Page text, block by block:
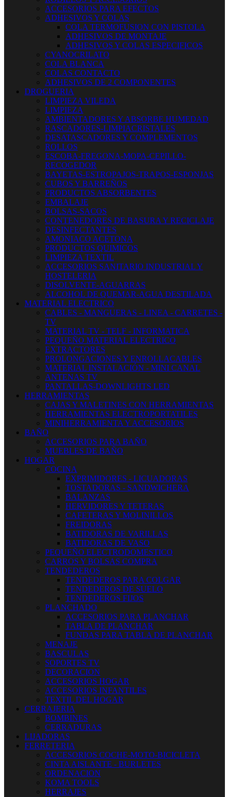
ACCESORIOS PARA EFECTOS
ADHESIVOS Y COLAS
COLA TERMOFUSION CON PISTOLA
ADHESIVOS DE MONTAJE
ADHESIVOS Y COLAS ESPECIFICOS
CYANOCRILATO
COLA BLANCA
COLAS CONTACTO
ADHESIVOS DE 2 COMPONENTES
DROGUERIA
LIMPIEZA VILEDA
LIMPIEZA
AMBIENTADORES Y ABSORBE HUMEDAD
RASCADORES-LIMPIACRISTALES
DESATASCADORES Y COMPLEMENTOS
ROLLOS
ESCOBA-FREGONA-MOPA-CEPILLO-
RECOGEDOR
BAYETAS-ESTROPAJOS-TRAPOS-ESPONJAS
CUBOS Y BARREÑOS
PRODUCTOS ABSORBENTES
EMBALAJE
BOLSAS-SACOS
CONTENEDORES DE BASURA Y RECICLAJE
DESINFECTANTES
AMONIACO ACETONA
PRODUCTOS QUIMICOS
LIMPIEZA TEXTIL
ACCESORIOS SANITARIO INDUSTRIAL Y
HOSTELERIA
DISOLVENTE-AGUARRAS
ALCOHOL DE QUEMAR-AGUA DESTILADA
MATERIAL ELECTRICO
CABLES - MANGUERAS - LINEA - CARRETES -
TV
MATERIAL TV - TELF - INFORMATICA
PEQUEÑO MATERIAL ELECTRICO
EXTRACTORES
PROLONGACIONES Y ENROLLACABLES
MATERIAL INSTALACIÓN - MINI CANAL
ANTENAS TV
PANTALLAS-DOWNLIGHTS LED
HERRAMIENTAS
CAJAS Y MALETINES CON HERRAMIENTAS
HERRAMIENTAS ELECTROPORTATILES
MINIHERRAMIENTA Y ACCESORIOS
BAÑO
ACCESORIOS PARA BAÑO
MUEBLES DE BAÑO
HOGAR
COCINA
EXPRIMIDORES - LICUADORAS
TOSTADORAS - SANDWICHERA
BALANZAS
HERVIDORES Y TETERAS
CAFETERAS Y MOLINILLOS
FREIDORAS
BATIDORAS DE VARILLAS
BATIDORAS DE VASO
PEQUEÑO ELECTRODOMESTICO
CARROS Y BOLSAS COMPRA
TENDEDEROS
TENDEDEROS PARA COLGAR
TENDEDEROS DE SUELO
TENDEDEROS FIJOS
PLANCHADO
ACCESORIOS PARA PLANCHAR
TABLA DE PLANCHAR
FUNDAS PARA TABLA DE PLANCHAR
MENAJE
BASCULAS
SOPORTES TV
DECORACION
ACCESORIOS HOGAR
ACCESORIOS INFANTILES
TEXTIL DEL HOGAR
CERRAJERIA
BOMBINES
CERRADURAS
LIJADORAS
FERRETERIA
ACCESORIOS COCHE-MOTO-BICICLETA
CINTA AISLANTE - BURLETES
ORDENACION
KOMA TOOLS
HERRAJES